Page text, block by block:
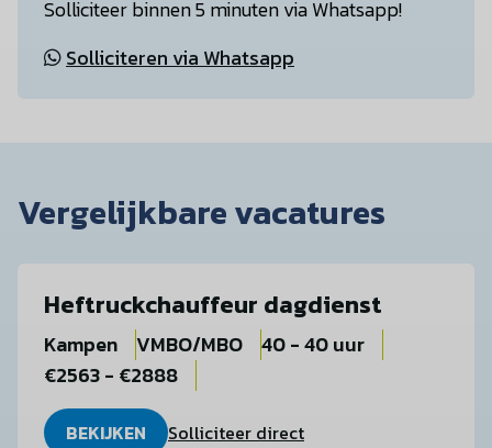
Solliciteer binnen 5 minuten via Whatsapp!
Solliciteren via Whatsapp
Vergelijkbare vacatures
Heftruckchauffeur dagdienst
Kampen VMBO/MBO
40 - 40 uur
€2563 - €2888
BEKIJKEN Solliciteer direct